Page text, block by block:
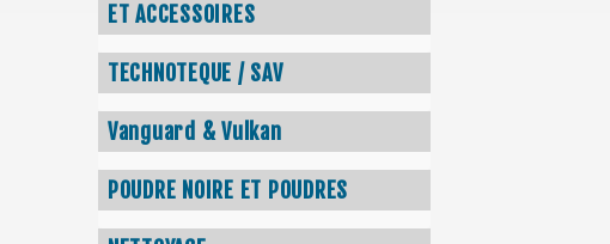
ET ACCESSOIRES
TECHNOTEQUE / SAV
Vanguard & Vulkan
POUDRE NOIRE ET POUDRES